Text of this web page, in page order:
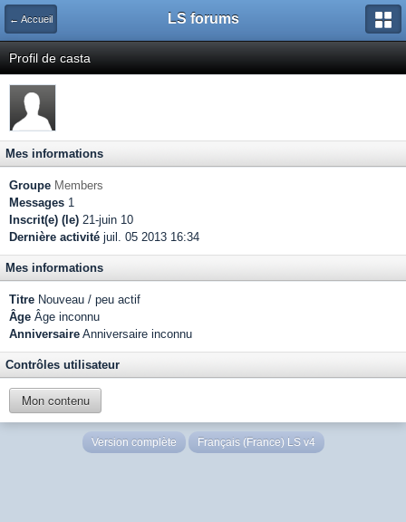
← Accueil LS forums
Profil de casta
Mes informations
Groupe Members
Messages 1
Inscrit(e) (le) 21-juin 10
Dernière activité juil. 05 2013 16:34
Mes informations
Titre Nouveau / peu actif
Âge Âge inconnu
Anniversaire Anniversaire inconnu
Contrôles utilisateur
Mon contenu
Version complète Français (France) LS v4